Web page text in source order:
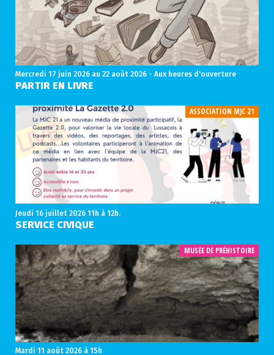
Mercredi 17 juin 2026au 22 août 2026 - Aux heures d'ouverture
PARTIR EN LIVRE
ASSOCIATION MJC 21
Jeudi 16 juillet 202611h à 12h.
SERVICE CIVIQUE
MUSÉE DE PRÉHISTOIRE
Mardi 11 août 2026à 15h